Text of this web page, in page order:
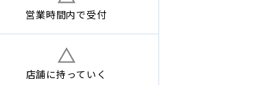
営業時間内で受付
店舗に持っていく